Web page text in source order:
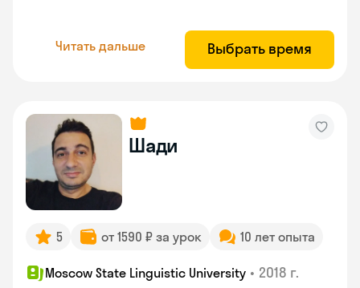
Читать дальше Выбрать время
Шади
5 от 1590 ₽ за урок 10 лет опыта
Moscow State Linguistic University • 2018 г.